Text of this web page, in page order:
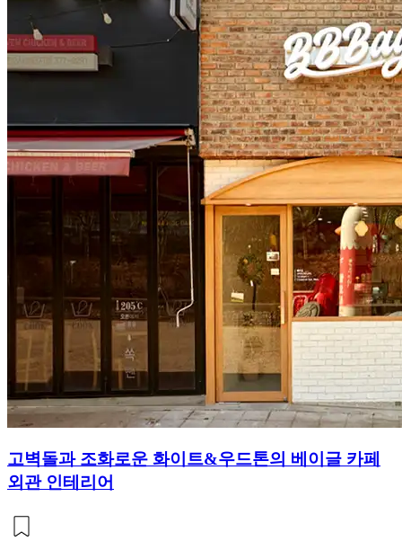
고벽돌과 조화로운 화이트&우드톤의 베이글 카페
외관 인테리어